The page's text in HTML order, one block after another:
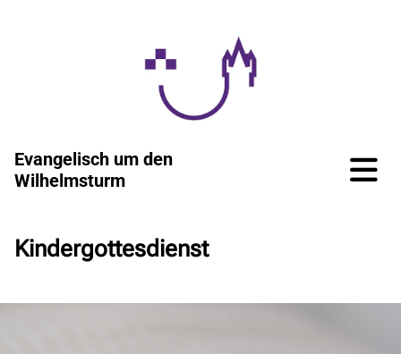
Evangelisch um den
Wilhelmsturm
Kindergottesdienst